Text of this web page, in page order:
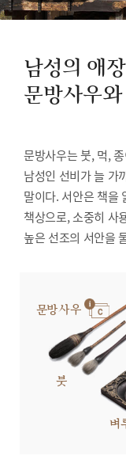
남성의 애
문방사우
문방사우는 붓, 먹,
남성인 선비가 늘 가
말이다. 서안은 책을
책상으로, 소중히 사
높은 선조의 서안을
문방사우
붓
벼